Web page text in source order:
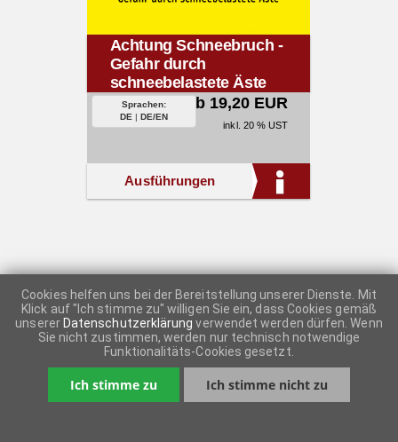
Cookies helfen uns bei der Bereitstellung unserer Dienste. Mit
Klick auf "Ich stimme zu" willigen Sie ein, dass Cookies gemäß
unserer Datenschutzerklärung verwendet werden dürfen. Wenn
Sie nicht zustimmen, werden nur technisch notwendige
Funktionalitäts-Cookies gesetzt.
Ich stimme zu Ich stimme nicht zu
Achtung Schneebruch -
Gefahr durch
schneebelastete Äste
Sprachen:
DE | DE/EN
ab 19,20 EUR
inkl. 20 % UST
Ausführungen